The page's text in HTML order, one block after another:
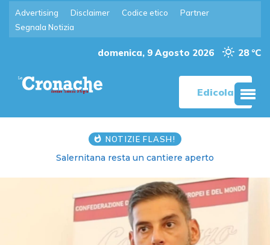
Advertising Disclaimer Codice etico
Partner
Segnala Notizia
domenica, 9 Agosto 2026 28 °C
Edicola
NOTIZIE FLASH!
Salernitana resta un cantiere aperto